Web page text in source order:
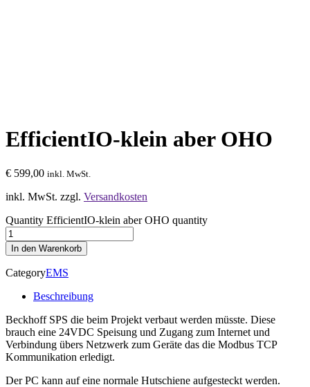
EfficientIO-klein aber OHO
€ 599,00 inkl. MwSt.
inkl. MwSt. zzgl. Versandkosten
Quantity EfficientIO-klein aber OHO quantity
In den Warenkorb
CategoryEMS
Beschreibung
Beckhoff SPS die beim Projekt verbaut werden müsste. Diese
brauch eine 24VDC Speisung und Zugang zum Internet und
Verbindung übers Netzwerk zum Geräte das die Modbus TCP
Kommunikation erledigt.
Der PC kann auf eine normale Hutschiene aufgesteckt werden.